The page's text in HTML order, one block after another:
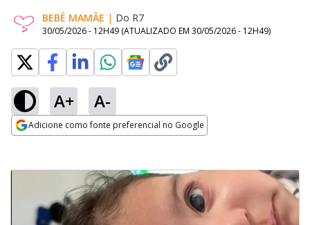
BEBÊ MAMÃE | Do R7
30/05/2026 - 12H49 (ATUALIZADO EM 30/05/2026 - 12H49)
A+ A-
Adicione como fonte preferencial no Google